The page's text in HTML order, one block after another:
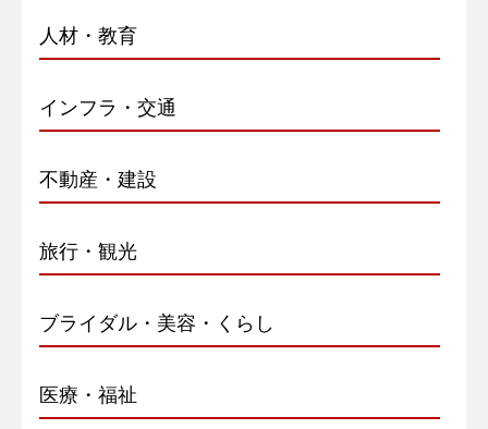
人材・教育
インフラ・交通
不動産・建設
旅行・観光
ブライダル・美容・くらし
医療・福祉